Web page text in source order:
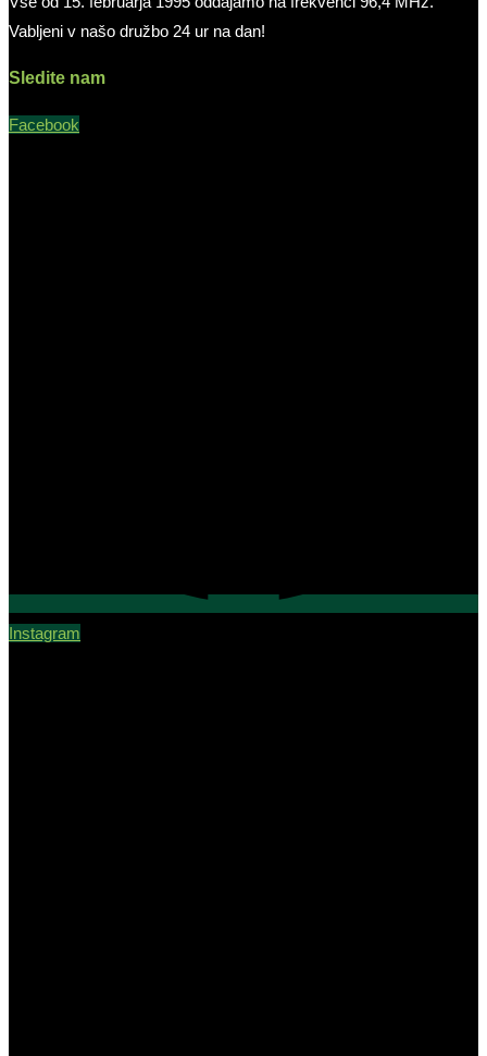
Vabljeni v našo družbo 24 ur na dan!
Sledite nam
Facebook
Instagram